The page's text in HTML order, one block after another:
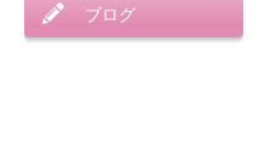
ブログ